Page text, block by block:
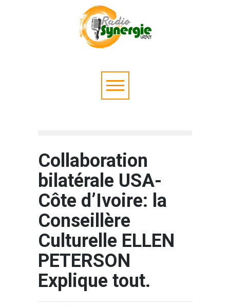
Collaboration
bilatérale USA-
Côte d’Ivoire: la
Conseillère
Culturelle ELLEN
PETERSON
Explique tout.